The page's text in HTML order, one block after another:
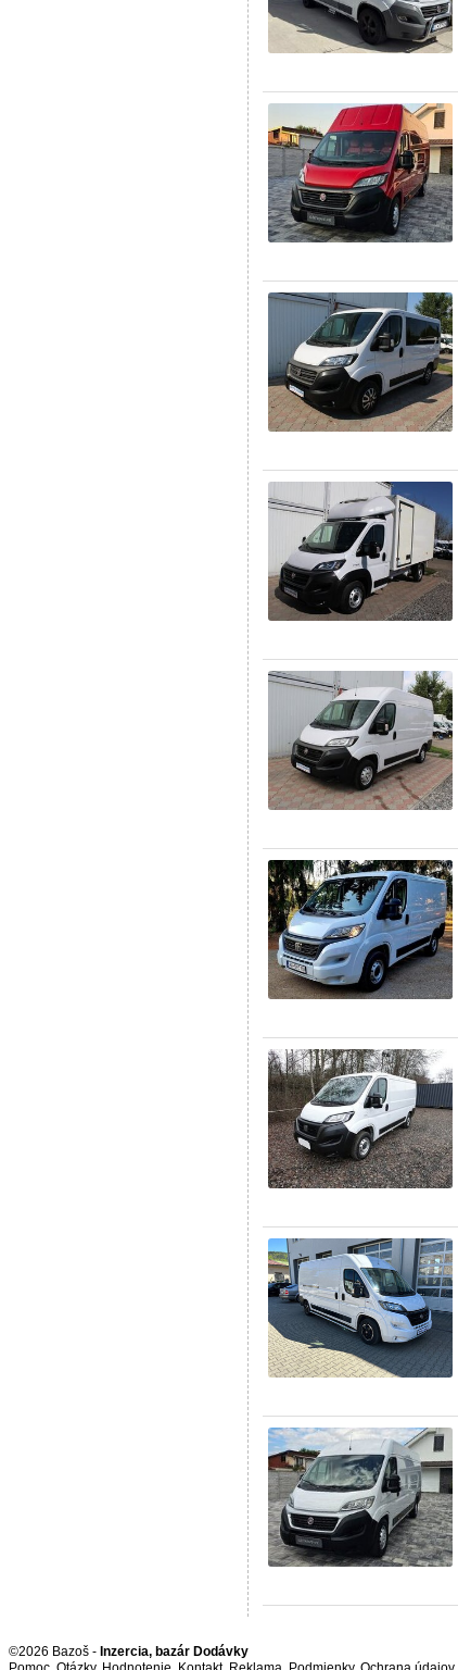
©2026 Bazoš - Inzercia, bazár Dodávky